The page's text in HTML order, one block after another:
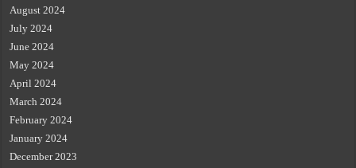
August 2024
July 2024
June 2024
May 2024
April 2024
March 2024
February 2024
January 2024
December 2023